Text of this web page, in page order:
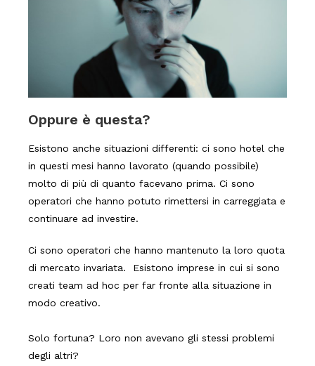
Oppure è questa?
Esistono anche situazioni differenti: ci sono hotel che
in questi mesi hanno lavorato (quando possibile)
molto di più di quanto facevano prima. Ci sono
operatori che hanno potuto rimettersi in carreggiata e
continuare ad investire.
Ci sono operatori che hanno mantenuto la loro quota
di mercato invariata. Esistono imprese in cui si sono
creati team ad hoc per far fronte alla situazione in
modo creativo.
Solo fortuna? Loro non avevano gli stessi problemi
degli altri?